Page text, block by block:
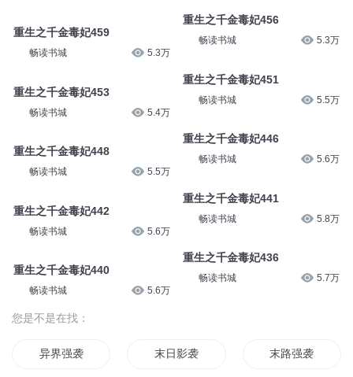
重生之千金毒妃459
畅读书城 5.3万
重生之千金毒妃453
畅读书城 5.4万
重生之千金毒妃448
畅读书城 5.5万
重生之千金毒妃442
畅读书城 5.6万
重生之千金毒妃440
畅读书城 5.6万
重生之千金毒妃456
畅读书城 5.3万
重生之千金毒妃451
畅读书城 5.5万
重生之千金毒妃446
畅读书城 5.6万
重生之千金毒妃441
畅读书城 5.8万
重生之千金毒妃436
畅读书城 5.7万
您是不是在找：
异界强袭 末日影袭 末路强袭